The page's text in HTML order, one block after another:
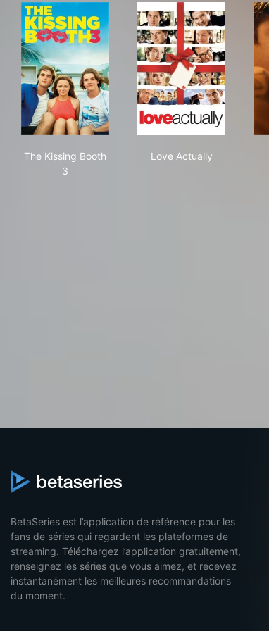
The Kissing Booth
3
Love Actually
BetaSeries est l’application de référence pour les
fans de séries qui regardent les plateformes de
streaming. Téléchargez l’application gratuitement,
renseignez les séries que vous aimez, et recevez
instantanément les meilleures recommandations
du moment.